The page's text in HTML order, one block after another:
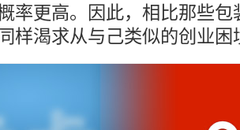
率更高。因此，相比那些
样渴求从与己类似的创业困